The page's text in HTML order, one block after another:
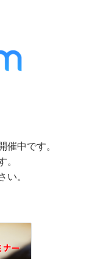
催中です。
。
い。